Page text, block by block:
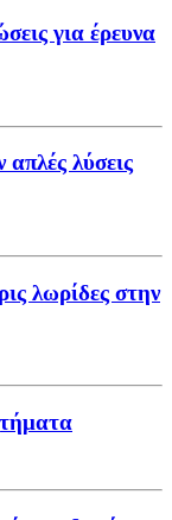
για έρευνα
λύσεις
λωρίδες στην